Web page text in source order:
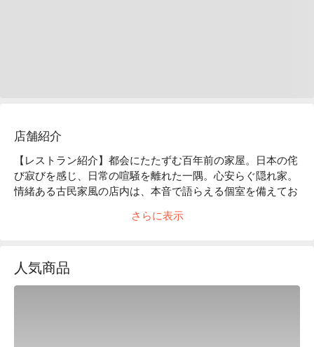
店舗紹介
【レストラン紹介】都会にたたずむ百年前の家屋。日本の侘
び寂びを感じ、日常の喧騒を離れた一隅。心安らぐ隠れ家。
情緒ある古民家風の店内は、本音で語らえる個室を備えてお
た雰囲気は、私たちのお客様へ対するおもてなしの心と、た
くさんの職人達の手によって作られます。「日常の中の美」
さらに表示
人気商品